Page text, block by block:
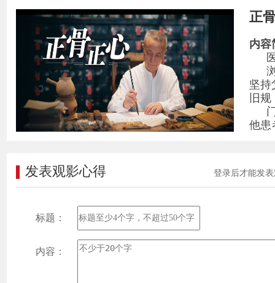
正
内容
坚持
旧
他患
华医
登录后才能发
发表观影心得
标题：
内容：